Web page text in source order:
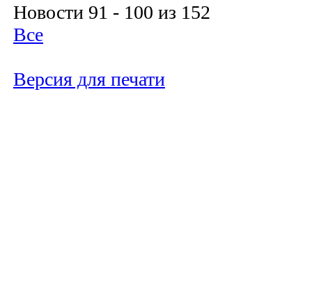
Новости 91 - 100 из 152
Все
Версия для печати